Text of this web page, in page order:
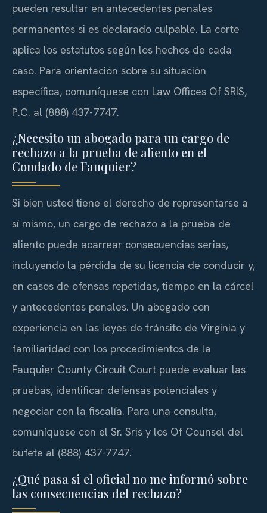
pueden resultar en antecedentes penales
permanentes si es declarado culpable. La corte
aplica los estatutos según los hechos de cada
caso. Para orientación sobre su situación
específica, comuníquese con Law Offices Of SRIS,
P.C. al (888) 437-7747.
¿Necesito un abogado para un cargo de
rechazo a la prueba de aliento en el
Condado de Fauquier?
Si bien usted tiene el derecho de representarse a
sí mismo, un cargo de rechazo a la prueba de
aliento puede acarrear consecuencias serias,
incluyendo la pérdida de su licencia de conducir y,
en casos de ofensas repetidas, tiempo en la cárcel
y antecedentes penales. Un abogado con
experiencia en las leyes de tránsito de Virginia y
familiaridad con los procedimientos de la
Fauquier County Circuit Court puede evaluar las
pruebas, identificar defensas potenciales y
negociar con la fiscalía. Para una consulta,
comuníquese con el Sr. Sris y los Of Counsel del
bufete al (888) 437-7747.
¿Qué pasa si el oficial no me informó sobre
las consecuencias del rechazo?